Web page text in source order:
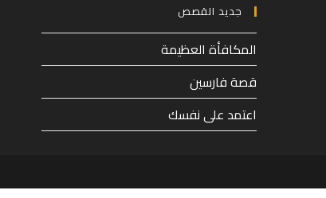
جديد القصص
المكافأة العظيمة
قصة فارسين
اعتمد على نفسك